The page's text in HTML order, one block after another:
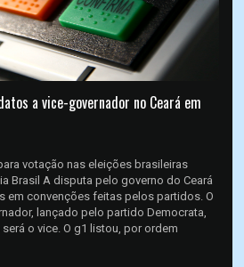
a vice-governador no Ceará em
votação nas eleições brasileiras
Brasil A disputa pelo governo do Ceará
em convenções feitas pelos partidos. O
lançado pelo partido Democrata,
o vice. O g1 listou, por ordem